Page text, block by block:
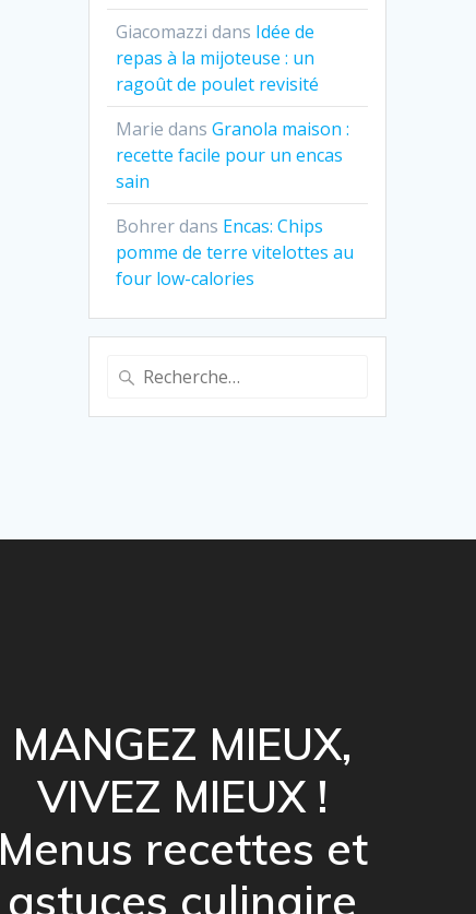
Giacomazzi dans Idée de
repas à la mijoteuse : un
ragoût de poulet revisité
Marie dansGranola maison :
recette facile pour un encas
sain
Bohrerdans Encas: Chips
pomme de terre vitelottes au
four low-calories
Recherche
pour
:
MANGEZ MIEUX,
VIVEZ MIEUX !
Menus recettes et
astuces culinaire